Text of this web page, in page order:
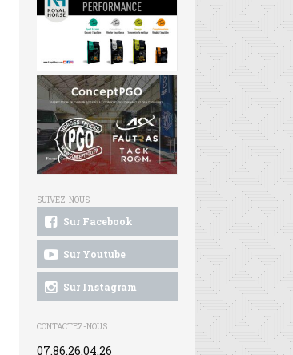
SUIVEZ-NOUS
Sur Facebook
Sur Youtube
Sur Instagram
CONTACTEZ-NOUS
07.86.26.04.26